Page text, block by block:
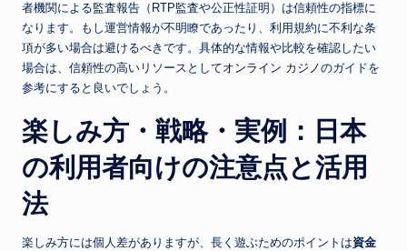
者機関による監査報告（RTP監査や公正性証明）は信頼性の指標に
なります。もし運営情報が不明瞭であったり、利用規約に不利な条
項が多い場合は避けるべきです。具体的な情報や比較を確認したい
場合は、信頼性の高いリソースとしてオンライン カジノのガイドを
参考にすると良いでしょう。
楽しみ方・戦略・実例：日本
の利用者向けの注意点と活用
法
楽しみ方には個人差がありますが、長く遊ぶためのポイントは資金